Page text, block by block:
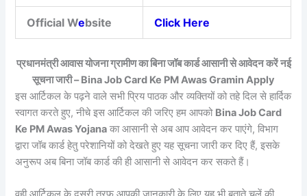
Official Website Click Here
प्रधानमंत्री आवास योजना ग्रामीण का बिना जॉब कार्ड आसानी से आवेदन करें नई
सूचना जारी – Bina Job Card Ke PM Awas Gramin Apply
इस आर्टिकल के पढ़ने वाले सभी प्रिय पाठक और व्यक्तियों को तहे दिल से हार्दिक
स्वागत करते हुए, नीचे इस आर्टिकल की जरिए हम आपको Bina Job Card
Ke PM Awas Yojana का आसानी से अब आप आवेदन कर पाएंगे, विभाग
द्वारा जॉब कार्ड हेतु परेशानियों को देखते हुए यह सूचना जारी कर दिए हैं, इसके
अनुरूप अब बिना जॉब कार्ड की ही आसानी से आवेदन कर सकते हैं।